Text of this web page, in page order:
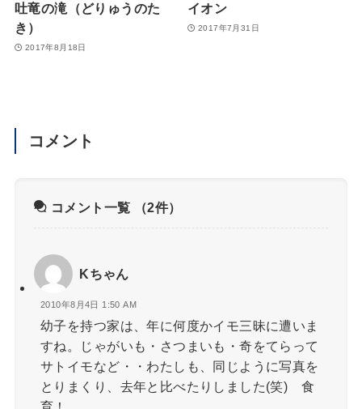
吐竜の滝（どりゅうのた
き）
2017年8月18日
イオン
2017年7月31日
コメント
コメント一覧 （2件）
Kちゃん
2010年8月4日 1:50 AM
幼子を持つ家は、年に何度かイモ三昧に遭いま
すね。じゃがいも・さつまいも・奇をてらって
サトイモなど・・わたしも、同じように写真を
とりまくり、去年と比べたりしました(笑) 食